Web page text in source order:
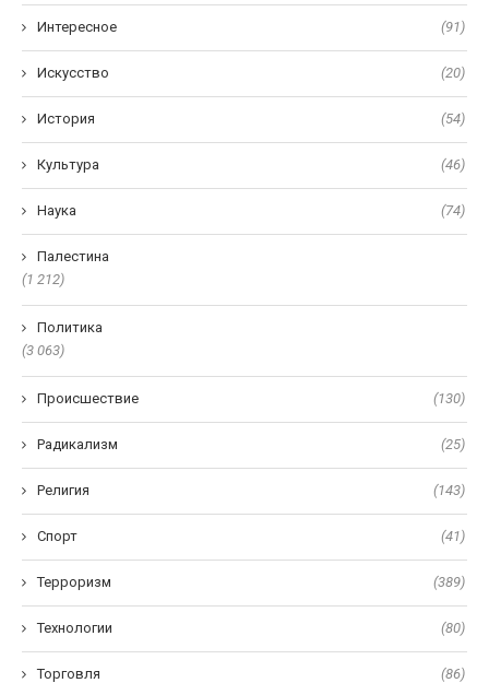
Интересное (91)
Искусство (20)
История (54)
Культура (46)
Наука (74)
Палестина
(1 212)
Политика
(3 063)
Происшествие (130)
Радикализм (25)
Религия (143)
Спорт (41)
Терроризм (389)
Технологии (80)
Торговля (86)